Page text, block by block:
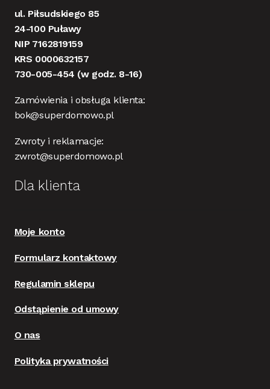
ul. Piłsudskiego 85
24-100 Puławy
NIP 7162819159
KRS 0000632157
730-005-454 (w godz. 8-16)
Zamówienia i obsługa klienta:
bok@superdomowo.pl
Zwroty i reklamacje:
zwrot@superdomowo.pl
Dla klienta
Moje konto
Formularz kontaktowy
Regulamin sklepu
Odstąpienie od umowy
O nas
Polityka prywatności